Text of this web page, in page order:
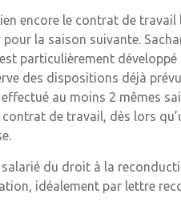
encore le contrat de travail
la saison suivante.
particulièrement
des dispositions déjà
au moins 2 mêmes
de travail, dès lors
du droit à la
idéalement par lettre